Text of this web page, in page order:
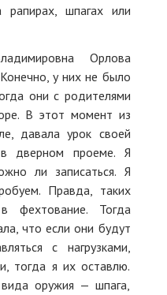
шпагах или
Орлова
у них не было
они с родителями
В этот момент из
давала урок своей
в дверном проеме. Я
ли записаться. Я
Правда, таких
фехтование. Тогда
что если они будут
с нагрузками,
тогда я их оставлю.
оружия — шпага,